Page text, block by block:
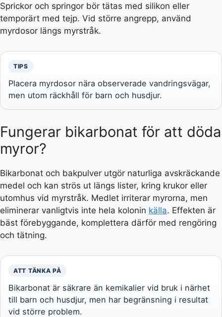
Sprickor och springor bör tätas med silikon eller
temporärt med tejp. Vid större angrepp, använd
myrdosor längs myrstråk.
TIPS
Placera myrdosor nära observerade vandringsvägar,
men utom räckhåll för barn och husdjur.
Fungerar bikarbonat för att döda
myror?
Bikarbonat och bakpulver utgör naturliga avskräckande
medel och kan strös ut längs lister, kring krukor eller
utomhus vid myrstråk. Medlet irriterar myrorna, men
eliminerar vanligtvis inte hela kolonin källa. Effekten är
bäst förebyggande, komplettera därför med rengöring
och tätning.
ATT TÄNKA PÅ
Bikarbonat är säkrare än kemikalier vid bruk i närhet
till barn och husdjur, men har begränsning i resultat
vid större problem.